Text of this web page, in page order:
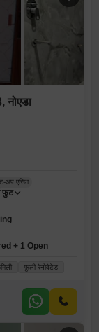
नोएडा
अप एरिया
फुट
+ 1 Open
फ़ुली रेनोवेटेड